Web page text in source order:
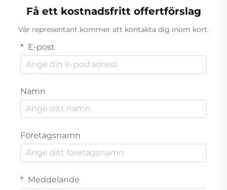
Få ett kostnadsfritt offertförslag
Vår representant kommer att kontakta dig inom kort.
E-post
Namn
Företagsnamn
Meddelande